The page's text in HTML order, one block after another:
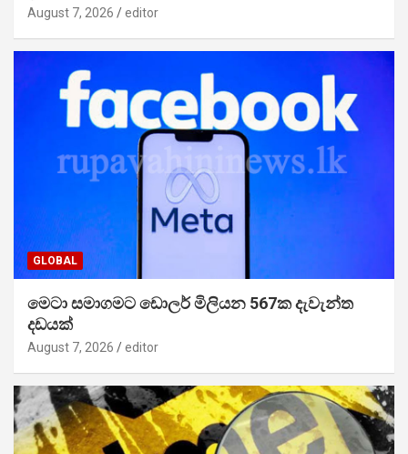
August 7, 2026 editor
GLOBAL
මෙටා සමාගමට ඩොලර් මිලියන 567ක දැවැන්ත
දඩයක්
August 7, 2026 editor